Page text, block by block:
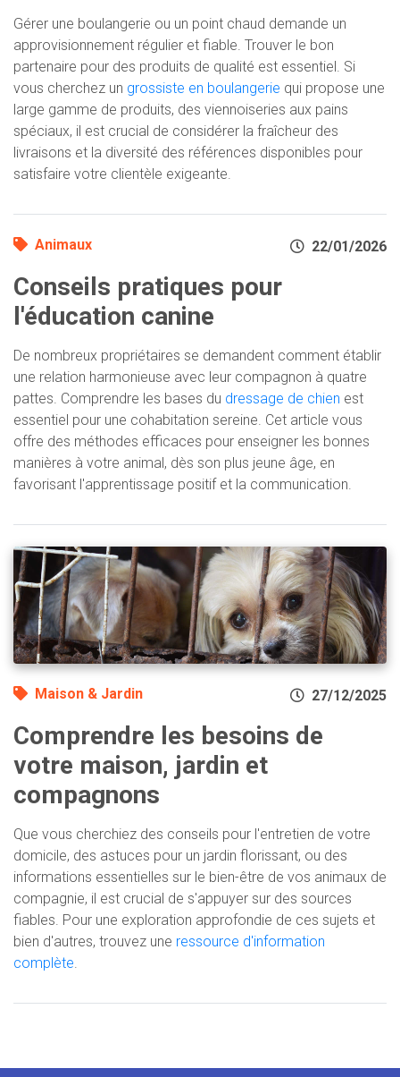
Gérer une boulangerie ou un point chaud demande un
approvisionnement régulier et fiable. Trouver le bon
partenaire pour des produits de qualité est essentiel. Si
vous cherchez un grossiste en boulangerie qui propose une
large gamme de produits, des viennoiseries aux pains
spéciaux, il est crucial de considérer la fraîcheur des
livraisons et la diversité des références disponibles pour
satisfaire votre clientèle exigeante.
Animaux 22/01/2026
Conseils pratiques pour
l'éducation canine
De nombreux propriétaires se demandent comment établir
une relation harmonieuse avec leur compagnon à quatre
pattes. Comprendre les bases du dressage de chien est
essentiel pour une cohabitation sereine. Cet article vous
offre des méthodes efficaces pour enseigner les bonnes
manières à votre animal, dès son plus jeune âge, en
favorisant l'apprentissage positif et la communication.
Maison & Jardin 27/12/2025
Comprendre les besoins de
votre maison, jardin et
compagnons
Que vous cherchiez des conseils pour l'entretien de votre
domicile, des astuces pour un jardin florissant, ou des
informations essentielles sur le bien-être de vos animaux de
compagnie, il est crucial de s'appuyer sur des sources
fiables. Pour une exploration approfondie de ces sujets et
bien d'autres, trouvez une ressource d'information
complète